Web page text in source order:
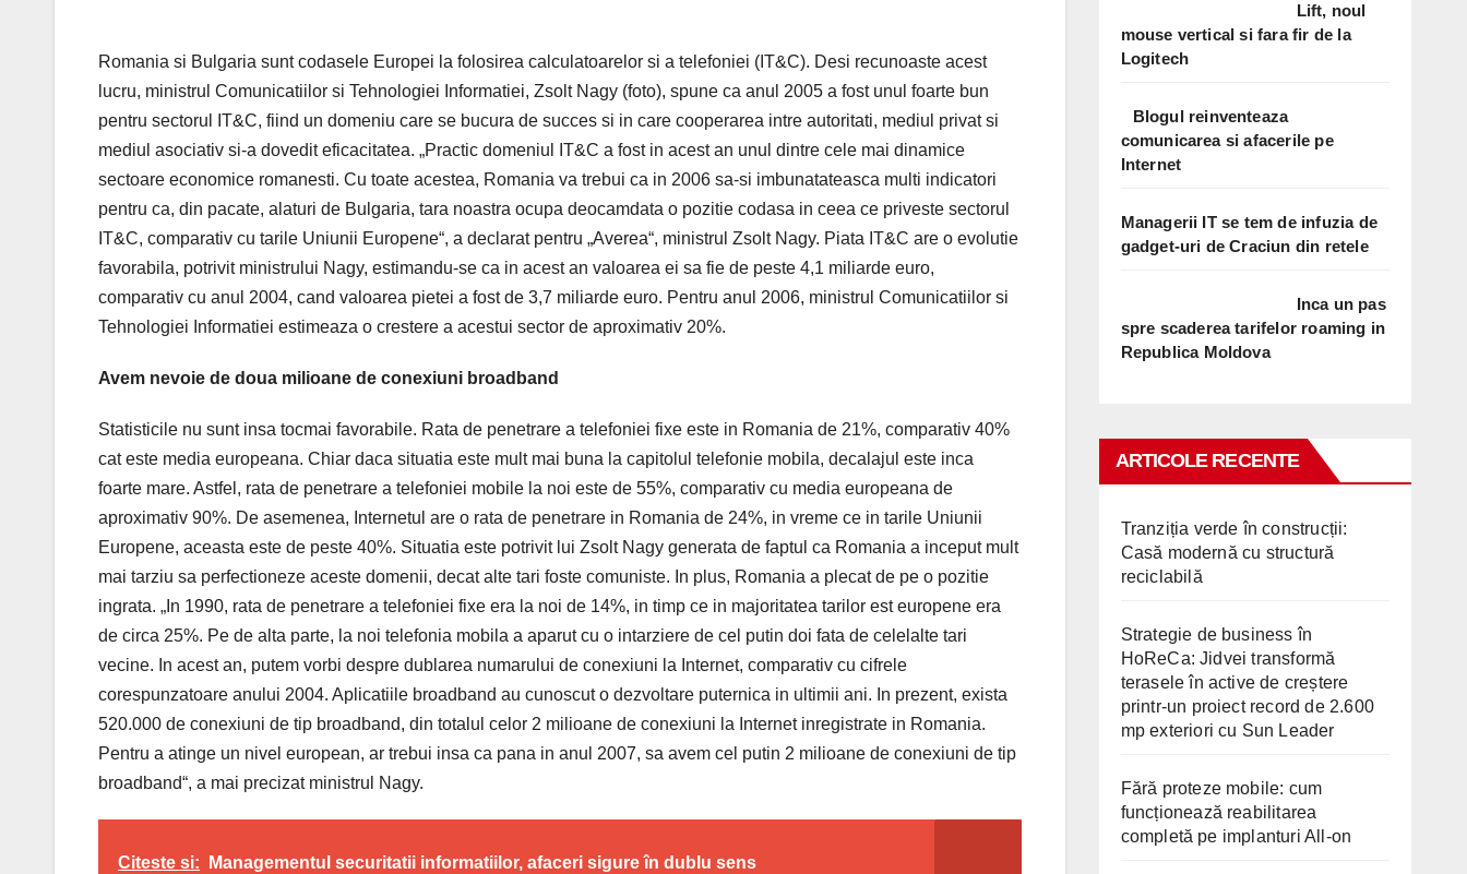
Romania si Bulgaria sunt codasele Europei la folosirea calculatoarelor si a telefoniei (IT&C). Desi recunoaste acest
lucru, ministrul Comunicatiilor si Tehnologiei Informatiei, Zsolt Nagy (foto), spune ca anul 2005 a fost unul foarte bun
pentru sectorul IT&C, fiind un domeniu care se bucura de succes si in care cooperarea intre autoritati, mediul privat si
mediul asociativ si-a dovedit eficacitatea. „Practic domeniul IT&C a fost in acest an unul dintre cele mai dinamice
sectoare economice romanesti. Cu toate acestea, Romania va trebui ca in 2006 sa-si imbunatateasca multi indicatori
pentru ca, din pacate, alaturi de Bulgaria, tara noastra ocupa deocamdata o pozitie codasa in ceea ce priveste sectorul
IT&C, comparativ cu tarile Uniunii Europene“, a declarat pentru „Averea“, ministrul Zsolt Nagy. Piata IT&C are o evolutie
favorabila, potrivit ministrului Nagy, estimandu-se ca in acest an valoarea ei sa fie de peste 4,1 miliarde euro,
comparativ cu anul 2004, cand valoarea pietei a fost de 3,7 miliarde euro. Pentru anul 2006, ministrul Comunicatiilor si
Tehnologiei Informatiei estimeaza o crestere a acestui sector de aproximativ 20%.
Avem nevoie de doua milioane de conexiuni broadband
Statisticile nu sunt insa tocmai favorabile. Rata de penetrare a telefoniei fixe este in Romania de 21%, comparativ 40%
cat este media europeana. Chiar daca situatia este mult mai buna la capitolul telefonie mobila, decalajul este inca
foarte mare. Astfel, rata de penetrare a telefoniei mobile la noi este de 55%, comparativ cu media europeana de
aproximativ 90%. De asemenea, Internetul are o rata de penetrare in Romania de 24%, in vreme ce in tarile Uniunii
Europene, aceasta este de peste 40%. Situatia este potrivit lui Zsolt Nagy generata de faptul ca Romania a inceput mult
mai tarziu sa perfectioneze aceste domenii, decat alte tari foste comuniste. In plus, Romania a plecat de pe o pozitie
ingrata. „In 1990, rata de penetrare a telefoniei fixe era la noi de 14%, in timp ce in majoritatea tarilor est europene era
de circa 25%. Pe de alta parte, la noi telefonia mobila a aparut cu o intarziere de cel putin doi fata de celelalte tari
vecine. In acest an, putem vorbi despre dublarea numarului de conexiuni la Internet, comparativ cu cifrele
corespunzatoare anului 2004. Aplicatiile broadband au cunoscut o dezvoltare puternica in ultimii ani. In prezent, exista
520.000 de conexiuni de tip broadband, din totalul celor 2 milioane de conexiuni la Internet inregistrate in Romania.
Pentru a atinge un nivel european, ar trebui insa ca pana in anul 2007, sa avem cel putin 2 milioane de conexiuni de tip
broadband“, a mai precizat ministrul Nagy.
Citeste si: Managementul securitatii informatiilor, afaceri sigure în dublu sens
Lift, noul
mouse vertical si fara fir de la
Logitech
Blogul reinventeaza
comunicarea si afacerile pe
Internet
Managerii IT se tem de infuzia de
gadget-uri de Craciun din retele
Inca un pas
spre scaderea tarifelor roaming in
Republica Moldova
ARTICOLE RECENTE
Tranziția verde în construcții:
Casă modernă cu structură
reciclabilă
Strategie de business în
HoReCa: Jidvei transformă
terasele în active de creștere
printr-un proiect record de 2.600
mp exteriori cu Sun Leader
Fără proteze mobile: cum
funcționează reabilitarea
completă pe implanturi All-on